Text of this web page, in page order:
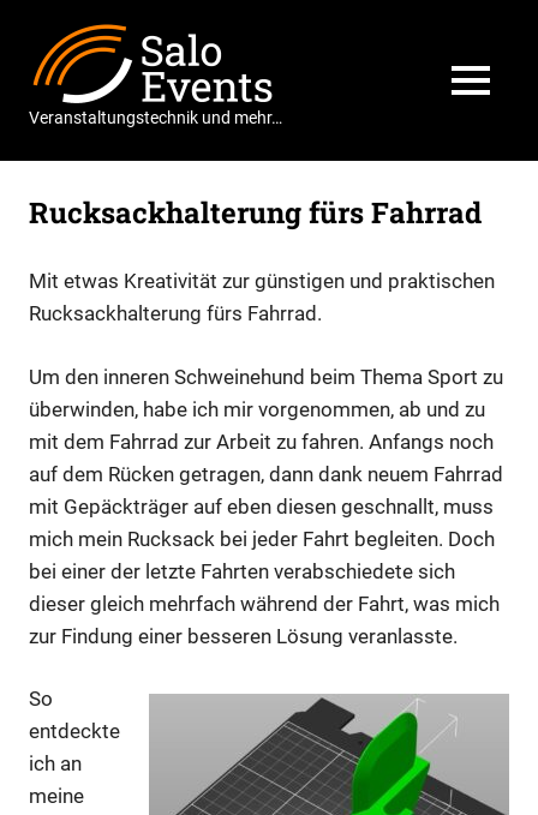
springen
Veranstaltungstechnik und mehr…
MENÜ
Rucksackhalterung fürs Fahrrad
Mit etwas Kreativität zur günstigen und praktischen
Rucksackhalterung fürs Fahrrad.
Um den inneren Schweinehund beim Thema Sport zu
überwinden, habe ich mir vorgenommen, ab und zu
mit dem Fahrrad zur Arbeit zu fahren. Anfangs noch
auf dem Rücken getragen, dann dank neuem Fahrrad
mit Gepäckträger auf eben diesen geschnallt, muss
mich mein Rucksack bei jeder Fahrt begleiten. Doch
bei einer der letzte Fahrten verabschiedete sich
dieser gleich mehrfach während der Fahrt, was mich
zur Findung einer besseren Lösung veranlasste.
So
entdeckte
ich an
meine